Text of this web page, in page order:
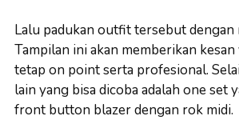
Lalu padukan outfit tersebut dengan
Tampilan ini akan memberikan
tetap on point serta profesional.
lain yang bisa dicoba adalah one set
front button blazer dengan rok midi.